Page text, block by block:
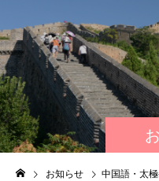
お知らせ 中国語・太